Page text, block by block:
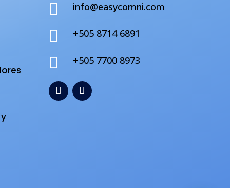
 info@easycomni.com
 +505 8714 6891
 +505 7700 8973